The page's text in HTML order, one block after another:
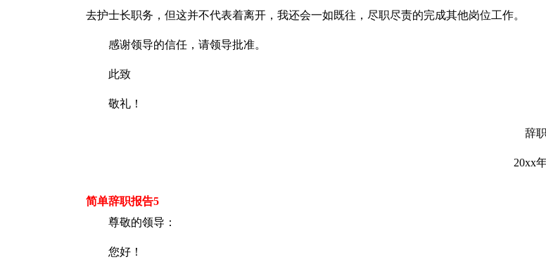
去护士长职务，但这并不代表着离开，我还会一如既往，尽职尽责的完成其他岗位工作。
感谢领导的信任，请领导批准。
此致
敬礼！
辞职
20xx年
简单辞职报告5
尊敬的领导：
您好！